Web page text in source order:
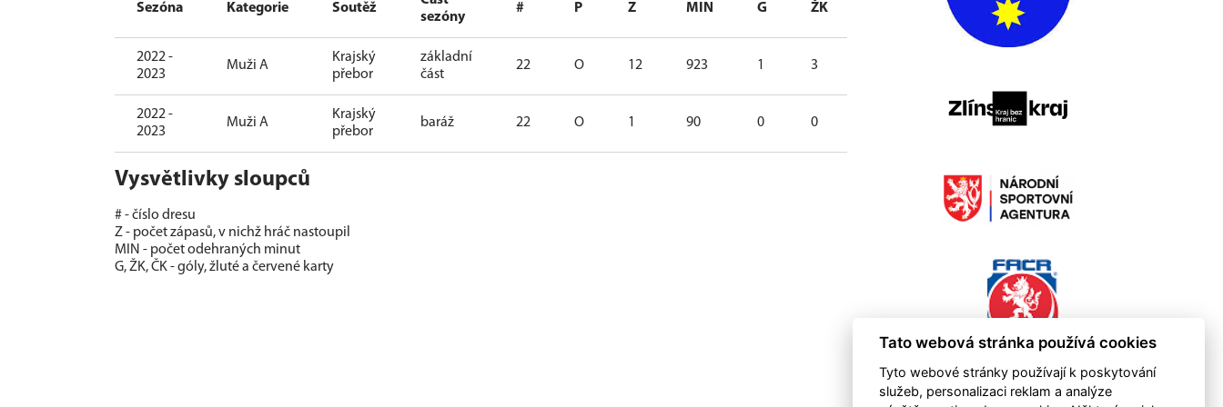
Sezóna Kategorie Soutěž
sezóny
# P Z MIN G ŽK
2022 -
2023
Muži A
Krajský
přebor
základní
část
22 O 12 923 1 3
2022 -
2023
Muži A
Krajský
přebor
baráž 22 O 1 90 0 0
Vysvětlivky sloupců
# - číslo dresu
Z - počet zápasů, v nichž hráč nastoupil
MIN - počet odehraných minut
G, ŽK, ČK - góly, žluté a červené karty
Tato webová stránka používá cookies
Tyto webové stránky používají k poskytování
služeb, personalizaci reklam a analýze